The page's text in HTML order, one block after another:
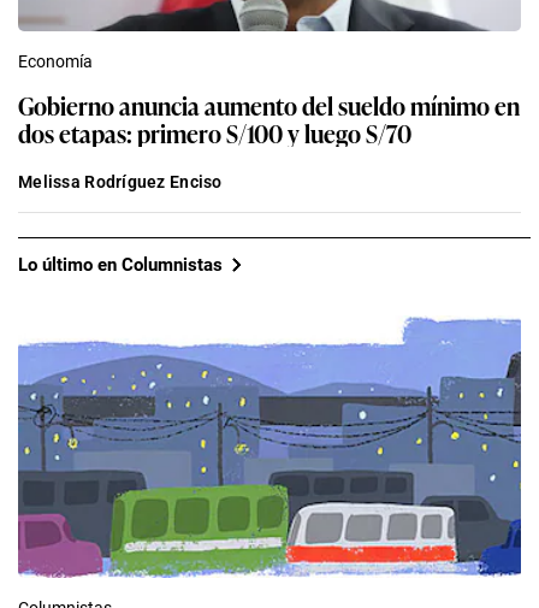
Economía
Gobierno anuncia aumento del sueldo mínimo en
dos etapas: primero S/100 y luego S/70
Melissa Rodríguez Enciso
Lo último en Columnistas